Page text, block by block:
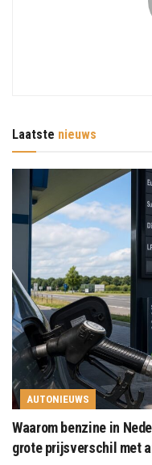
Laatste nieuws
AUTONIEUWS
Waarom benzine in
grote prijsverschil met